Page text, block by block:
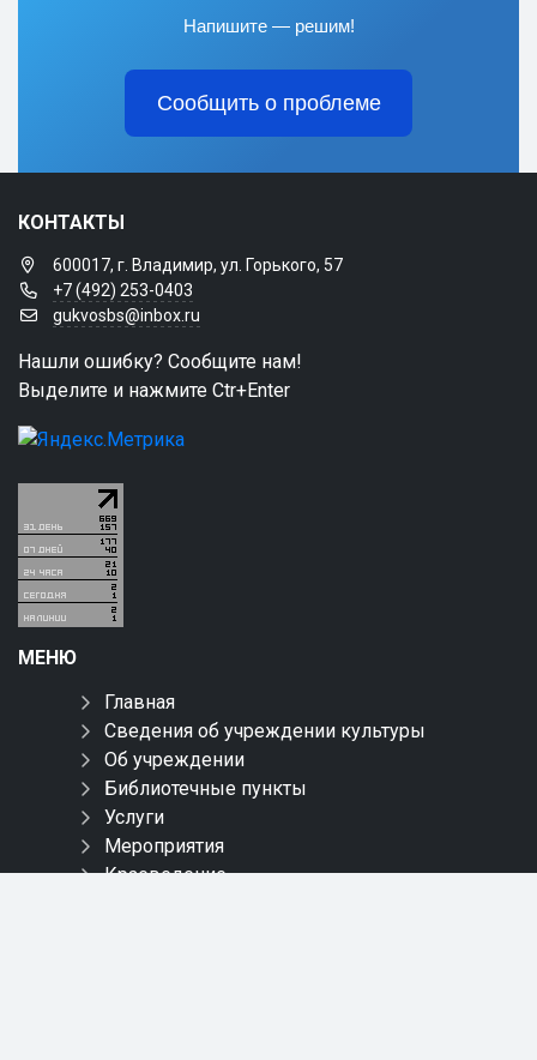
Напишите — решим!
Сообщить о проблеме
КОНТАКТЫ
600017, г. Владимир, ул. Горького, 57
+7 (492) 253-0403
gukvosbs@inbox.ru
Нашли ошибку? Сообщите нам!
Выделите и нажмите Ctr+Enter
МЕНЮ
Главная
Сведения об учреждении культуры
Об учреждении
Библиотечные пункты
Услуги
Мероприятия
Краеведение